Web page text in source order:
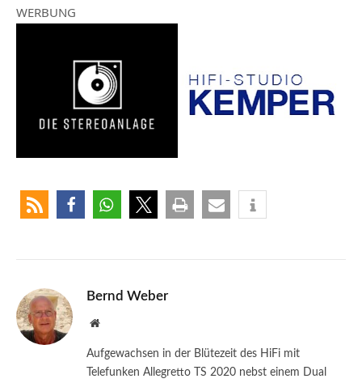
WERBUNG
Bernd Weber
Website
Aufgewachsen in der Blütezeit des HiFi mit
Telefunken Allegretto TS 2020 nebst einem Dual